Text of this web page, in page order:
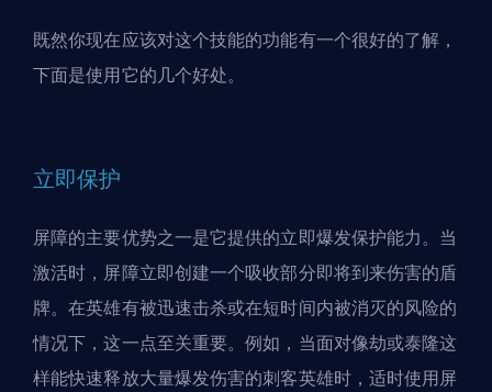
既然你现在应该对这个技能的功能有一个很好的了解，
下面是使用它的几个好处。
立即保护
屏障的主要优势之一是它提供的立即爆发保护能力。当
激活时，屏障立即创建一个吸收部分即将到来伤害的盾
牌。在英雄有被迅速击杀或在短时间内被消灭的风险的
情况下，这一点至关重要。例如，当面对像劫或泰隆这
样能快速释放大量爆发伤害的刺客英雄时，适时使用屏